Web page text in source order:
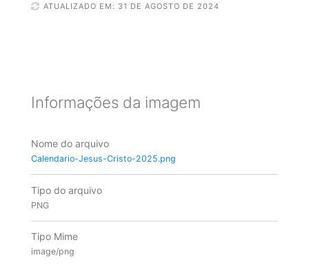
ATUALIZADO EM: 31 DE AGOSTO DE 2024
Informações da imagem
Nome do arquivo
Calendario-Jesus-Cristo-2025.png
Tipo do arquivo
PNG
Tipo Mime
image/png